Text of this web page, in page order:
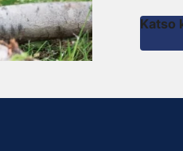
Katso